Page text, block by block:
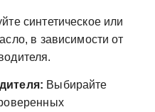
синтетическое или
в зависимости от
Выбирайте